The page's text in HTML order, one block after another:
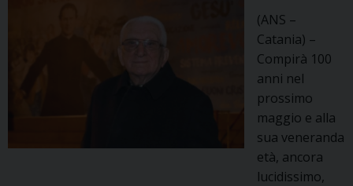
(ANS –
Catania) –
Compirà 100
anni nel
prossimo
maggio e alla
sua veneranda
età, ancora
lucidissimo,